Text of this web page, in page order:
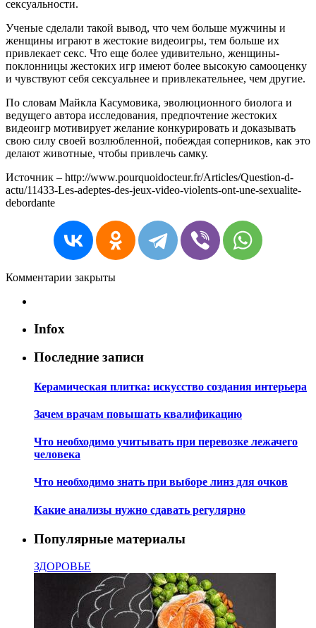
сексуальности.
Ученые сделали такой вывод, что чем больше мужчины и
женщины играют в жестокие видеоигры, тем больше их
привлекает секс. Что еще более удивительно, женщины-
поклонницы жестоких игр имеют более высокую самооценку
и чувствуют себя сексуальнее и привлекательнее, чем другие.
По словам Майкла Касумовика, эволюционного биолога и
ведущего автора исследования, предпочтение жестоких
видеоигр мотивирует желание конкурировать и доказывать
свою силу своей возлюбленной, побеждая соперников, как это
делают животные, чтобы привлечь самку.
Источник – http://www.pourquoidocteur.fr/Articles/Question-d-
actu/11433-Les-adeptes-des-jeux-video-violents-ont-une-sexualite-
debordante
Комментарии закрыты
Infox
Последние записи
Керамическая плитка: искусство создания интерьера
Зачем врачам повышать квалификацию
Что необходимо учитывать при перевозке лежачего
человека
Что необходимо знать при выборе линз для очков
Какие анализы нужно сдавать регулярно
Популярные материалы
ЗДОРОВЬЕ